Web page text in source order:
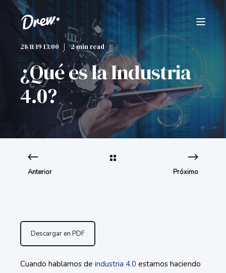
28/11/19 13:00 2 min read
¿Qué es la Industria
4.0?
Anterior Próximo
Descargar en PDF
Cuando hablamos de industria 4.0 estamos haciendo